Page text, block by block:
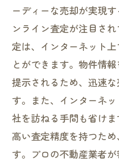
ーディーな売却が実現
ンライン査定が注目さ
定は、インターネット
とができます。物件情
提示されるため、迅速
す。また、インターネ
社を訪ねる手間も省けま
高い査定精度を持つた
す。プロの不動産業者